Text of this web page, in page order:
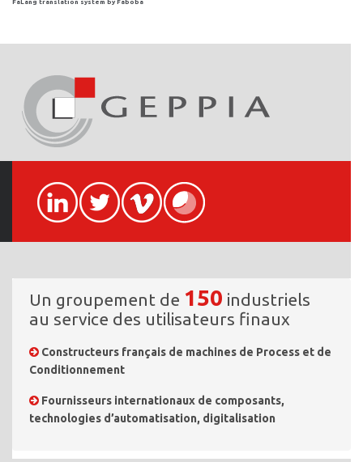
FaLang translation system by Faboba
Un groupement de 150 industriels
au service des utilisateurs finaux
Constructeurs français de machines de Process et de
Conditionnement
Fournisseurs internationaux de composants,
technologies d’automatisation, digitalisation